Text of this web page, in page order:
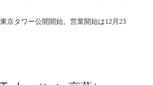
京タワー公開開始。営業開始は12月23